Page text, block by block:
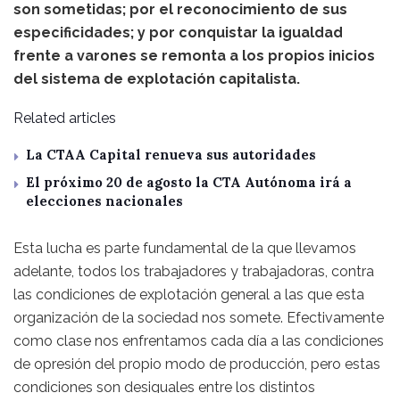
son sometidas; por el reconocimiento de sus
especificidades; y por conquistar la igualdad
frente a varones se remonta a los propios inicios
del sistema de explotación capitalista.
Related articles
La CTAA Capital renueva sus autoridades
El próximo 20 de agosto la CTA Autónoma irá a
elecciones nacionales
Esta lucha es parte fundamental de la que llevamos
adelante, todos los trabajadores y trabajadoras, contra
las condiciones de explotación general a las que esta
organización de la sociedad nos somete. Efectivamente
como clase nos enfrentamos cada día a las condiciones
de opresión del propio modo de producción, pero estas
condiciones son desiguales entre los distintos